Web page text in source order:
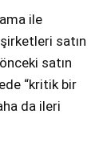
ile
satın
satın
“kritik bir
da ileri